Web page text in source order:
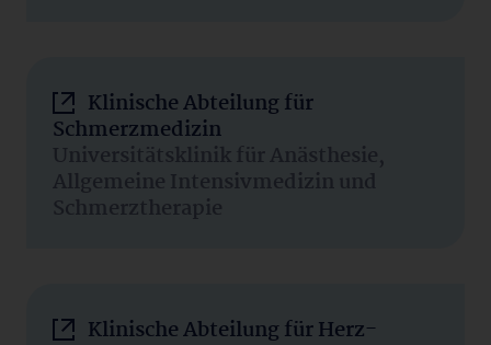
Klinische Abteilung für
Schmerzmedizin
Universitätsklinik für Anästhesie,
Allgemeine Intensivmedizin und
Schmerztherapie
Klinische Abteilung für Herz-